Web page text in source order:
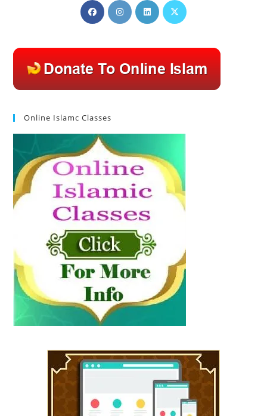
Opens
in
new
tab
Opens
in
new
tab
Opens
in
new
tab
Opens
new
tab
Online Islamc Classes